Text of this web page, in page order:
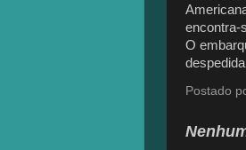
encontra-
O
Postado